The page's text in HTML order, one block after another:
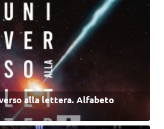
alla lettera. Alfabeto